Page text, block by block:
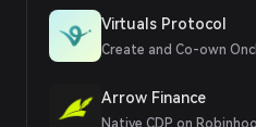
Virtuals Protocol
Create and Co-own
Arrow Finance
Native CDP on